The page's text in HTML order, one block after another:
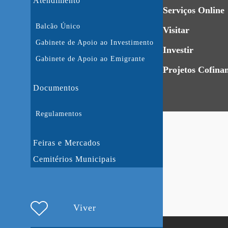
Balcão Único
Gabinete de Apoio ao Investimento
Gabinete de Apoio ao Emigrante
Documentos
Regulamentos
Feiras e Mercados
Cemitérios Municipais
Viver
Serviços Online
Visitar
Investir
Projetos